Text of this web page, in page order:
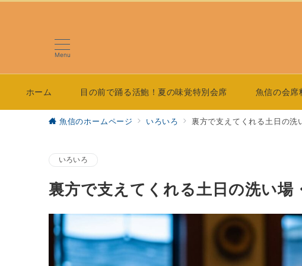
Menu
ホーム 目の前で踊る活鮑！夏の味覚特別会席 魚信の会席
魚信のホームページ いろいろ 裏方で支えてくれる土日の洗
いろいろ
裏方で支えてくれる土日の洗い場